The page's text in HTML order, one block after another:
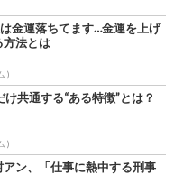
金運落ちてます…金運を上げ
方法とは
)
共通する“ある特徴”とは？
)
アン、「仕事に熱中する刑事